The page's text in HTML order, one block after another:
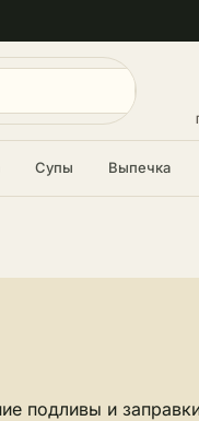
Супы Выпечка
подливы и